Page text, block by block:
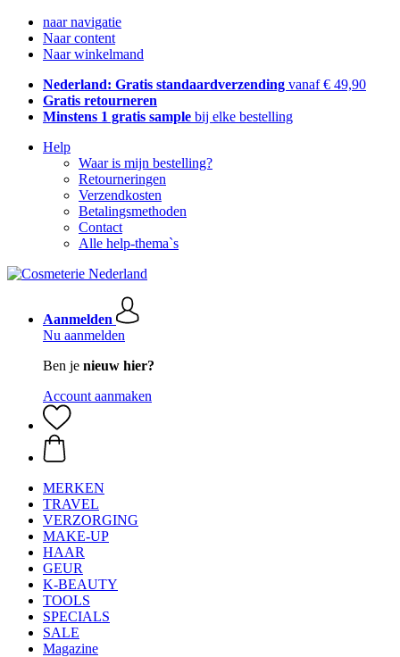
naar navigatie
Naar content
Naar winkelmand
Nederland: Gratis standaardverzending vanaf € 49,90
Gratis retourneren
Minstens 1 gratis sample bij elke bestelling
Help
Waar is mijn bestelling?
Retourneringen
Verzendkosten
Betalingsmethoden
Contact
Alle help-thema`s
Aanmelden
Nu aanmelden
Ben je nieuw hier?
Account aanmaken
MERKEN
TRAVEL
VERZORGING
MAKE-UP
HAAR
GEUR
K-BEAUTY
TOOLS
SPECIALS
SALE
Magazine